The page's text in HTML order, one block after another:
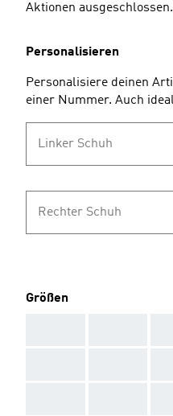
Aktionen ausgeschlossen.
Personalisieren
Personalisiere deinen
einer Nummer. Auch
Linker Schuh
Rechter Schuh
Größen